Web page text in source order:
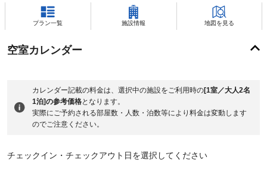
プラン一覧 施設情報 地図を見る
空室カレンダー
カレンダー記載の料金は、選択中の施設をご利用時の[1室／大人2名
1泊]の参考価格となります。
実際にご予約される部屋数・人数・泊数等により料金は変動します
のでご注意ください。
チェックイン・チェックアウト日を選択してください